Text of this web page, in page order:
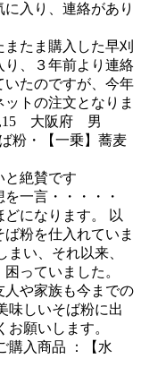
入り、連絡があり
たま購入した早刈
り、３年前より連絡
いたのですが、今年
トの注文となりま
大阪府 男
・【一乗】蕎麦
と絶賛です
一言・・・・・
になります。 以
粉を仕入れていま
い、それ以来、
っていました。
人や家族も今までの
味しいそば粉に出
願いします。
商品 ：【水